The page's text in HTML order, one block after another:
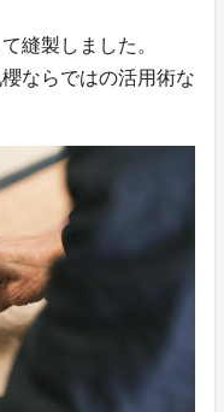
縫製しました。
ならではの活用術な